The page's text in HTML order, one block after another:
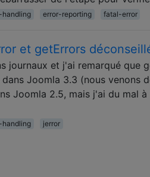
handling error-reporting fatal-error
et getErrors
journaux et j'ai remarqué que
Joomla 3.3 (nous venons
Joomla 2.5, mais j'ai du mal
handling jerror